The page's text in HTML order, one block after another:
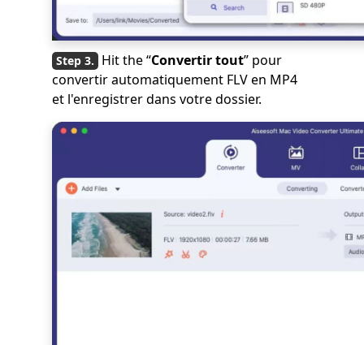
Hit the “Convertir tout” pour
convertir automatiquement FLV en MP4
et l'enregistrer dans votre dossier.